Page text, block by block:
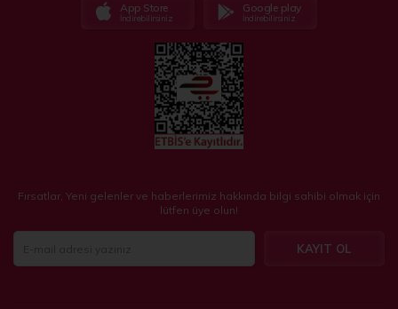
App Store
İndirebilirsiniz
Google play
İndirebilirsiniz
Fırsatlar, Yeni gelenler ve haberlerimiz hakkında bilgi sahibi olmak için
lütfen üye olun!
KAYIT OL